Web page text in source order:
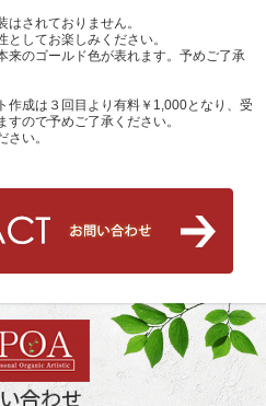
されておりません。
してお楽しみください。
のゴールド色が表れます。予めご了承
成は３回目より有料￥1,000となり、受
ので予めご了承ください。
い。